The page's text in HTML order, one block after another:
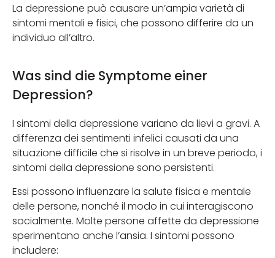
La depressione può causare un’ampia varietà di
sintomi mentali e fisici, che possono differire da un
individuo all’altro.
Was sind die Symptome einer
Depression?
I sintomi della depressione variano da lievi a gravi. A
differenza dei sentimenti infelici causati da una
situazione difficile che si risolve in un breve periodo, i
sintomi della depressione sono persistenti.
Essi possono influenzare la salute fisica e mentale
delle persone, nonché il modo in cui interagiscono
socialmente. Molte persone affette da depressione
sperimentano anche l’ansia. I sintomi possono
includere: